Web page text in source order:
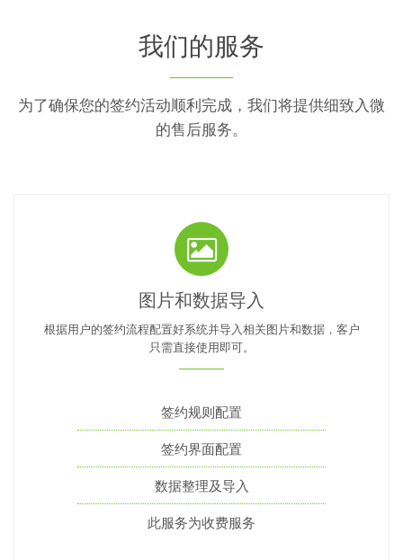
我们的服务
为了确保您的签约活动顺利完成，我们将提供细致入微
的售后服务。
图片和数据导入
根据用户的签约流程配置好系统并导入相关图片和数据，客户
只需直接使用即可。
签约规则配置
签约界面配置
数据整理及导入
此服务为收费服务